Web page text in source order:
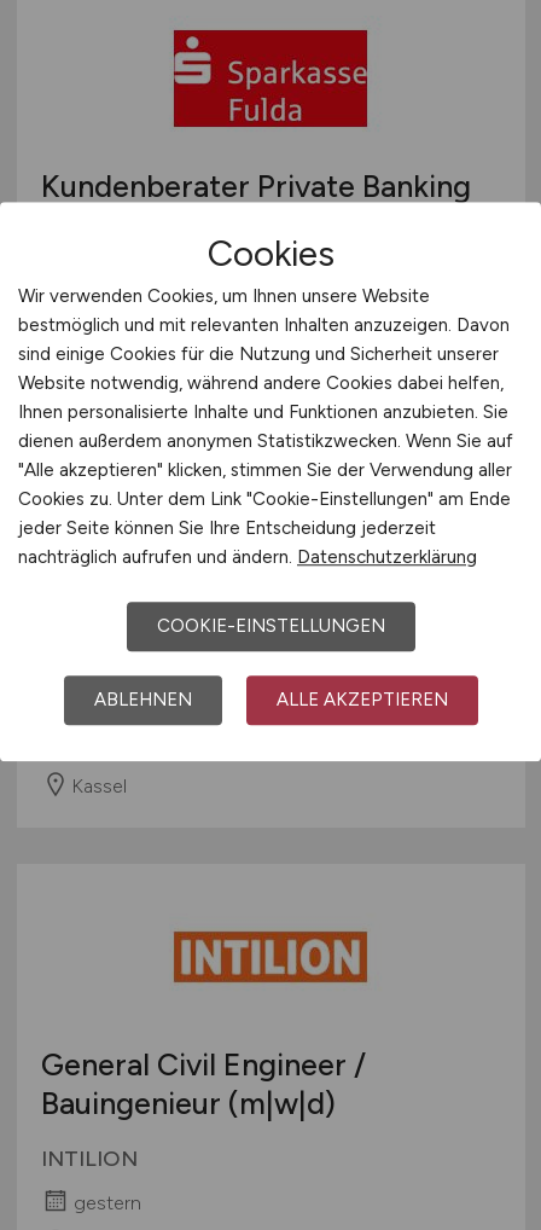
Kundenberater Private Banking
gestern
Fulda
Industrienäher(m/w/d)
HÜBNER GmbH & Co. KG
Kassel
General Civil Engineer /
Bauingenieur (m|w|d)
INTILION
gestern
Cookies
Wir verwenden Cookies, um Ihnen unsere Website
bestmöglich und mit relevanten Inhalten anzuzeigen. Davon
sind einige Cookies für die Nutzung und Sicherheit unserer
Website notwendig, während andere Cookies dabei helfen,
Ihnen personalisierte Inhalte und Funktionen anzubieten. Sie
dienen außerdem anonymen Statistikzwecken. Wenn Sie auf
"Alle akzeptieren" klicken, stimmen Sie der Verwendung aller
Cookies zu. Unter dem Link "Cookie-Einstellungen" am Ende
jeder Seite können Sie Ihre Entscheidung jederzeit
nachträglich aufrufen und ändern. Datenschutzerklärung
COOKIE-EINSTELLUNGEN
ABLEHNEN ALLE AKZEPTIEREN